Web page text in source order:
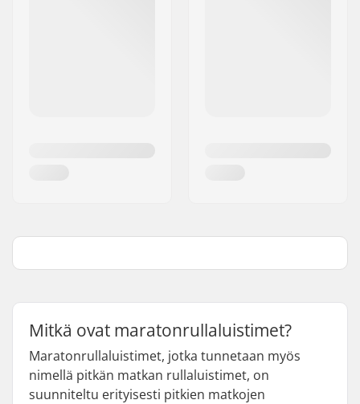
Mitkä ovat maratonrullaluistimet?
Maratonrullaluistimet, jotka tunnetaan myös
nimellä pitkän matkan rullaluistimet, on
suunniteltu erityisesti pitkien matkojen